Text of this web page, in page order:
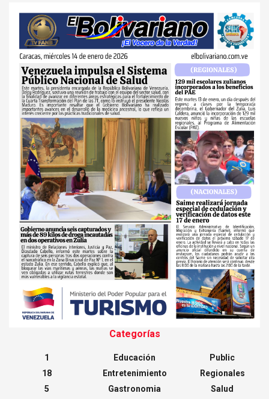
Categorías
1
18
5
Educación
Entretenimiento
Gastronomia
Public
Regionales
Salud